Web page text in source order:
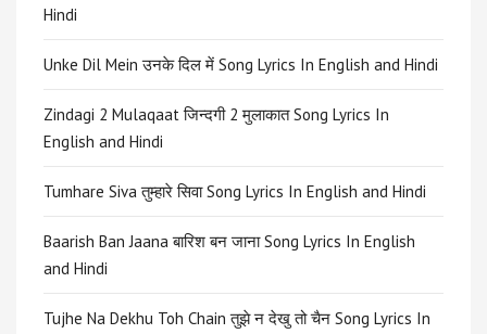
Hindi
Unke Dil Mein उनके दिल में Song Lyrics In English and Hindi
Zindagi 2 Mulaqaat जिन्दगी 2 मुलाकात Song Lyrics In
English and Hindi
Tumhare Siva तुम्हारे सिवा Song Lyrics In English and Hindi
Baarish Ban Jaana बारिश बन जाना Song Lyrics In English
and Hindi
Tujhe Na Dekhu Toh Chain तुझे न देखु तो चैन Song Lyrics In